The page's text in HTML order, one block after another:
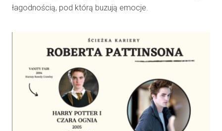
łagodnością, pod którą buzują emocje.